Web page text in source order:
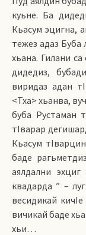
куьне. Ба
Кьасум эцигна,
тежез адаз Буба
хьана. Гилани
дидедиз,
виридаз адан
<Тха> хьанва,
буба Рустаман
тIварар
Кьасум
баде
аялдални
квадарда ” –
весидикай
вичикай баде
хьи…